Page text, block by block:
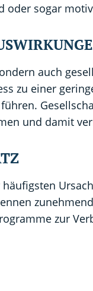
oder sogar
auch
zu einer
und damit
zur